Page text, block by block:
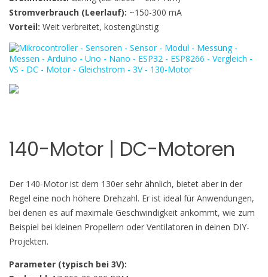
Stromverbrauch (Leerlauf): ~150-300 mA
Vorteil: Weit verbreitet, kostengünstig
140-Motor | DC-Motoren
Der 140-Motor ist dem 130er sehr ähnlich, bietet aber in der
Regel eine noch höhere Drehzahl. Er ist ideal für Anwendungen,
bei denen es auf maximale Geschwindigkeit ankommt, wie zum
Beispiel bei kleinen Propellern oder Ventilatoren in deinen DIY-
Projekten.
Parameter (typisch bei 3V):